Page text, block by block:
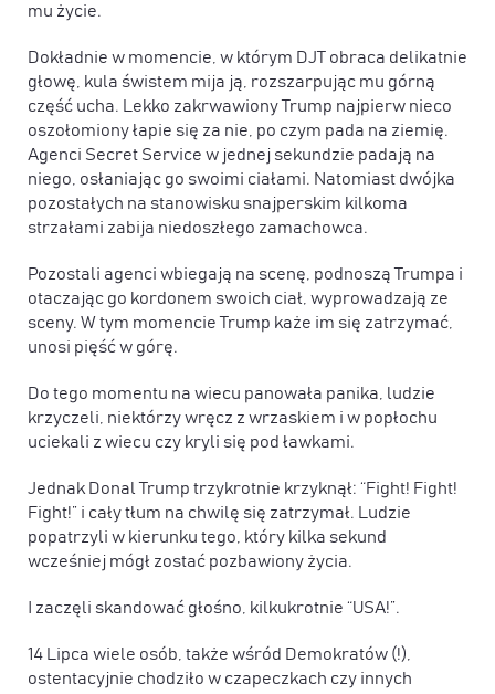
mu życie.
Dokładnie w momencie, w którym DJT obraca delikatnie
głowę, kula świstem mija ją, rozszarpując mu górną
część ucha. Lekko zakrwawiony Trump najpierw nieco
oszołomiony łapie się za nie, po czym pada na ziemię.
Agenci Secret Service w jednej sekundzie padają na
niego, osłaniając go swoimi ciałami. Natomiast dwójka
pozostałych na stanowisku snajperskim kilkoma
strzałami zabija niedoszłego zamachowca.
Pozostali agenci wbiegają na scenę, podnoszą Trumpa i
otaczając go kordonem swoich ciał, wyprowadzają ze
sceny. W tym momencie Trump każe im się zatrzymać,
unosi pięść w górę.
Do tego momentu na wiecu panowała panika, ludzie
krzyczeli, niektórzy wręcz z wrzaskiem i w popłochu
uciekali z wiecu czy kryli się pod ławkami.
Jednak Donal Trump trzykrotnie krzyknął: “Fight! Fight!
Fight!” i cały tłum na chwilę się zatrzymał. Ludzie
popatrzyli w kierunku tego, który kilka sekund
wcześniej mógł zostać pozbawiony życia.
I zaczęli skandować głośno, kilkukrotnie “USA!”.
14 Lipca wiele osób, także wśród Demokratów (!),
ostentacyjnie chodziło w czapeczkach czy innych